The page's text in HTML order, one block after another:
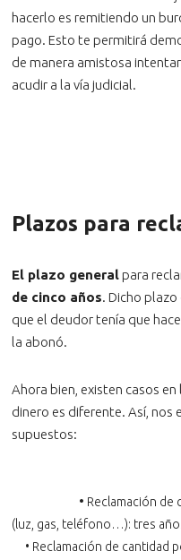
hacerlo es remitiendo un
pago. Esto te permitirá
de manera amistosa
acudir a la vía judicial.
Plazos para
El plazo generalpara
de cinco años. Dicho
que el deudor tenía que
la abonó.
Ahora bien, existen casos
dinero es diferente. Así, nos
• Reclamación de
(luz, gas,
• Reclamación de cantidad